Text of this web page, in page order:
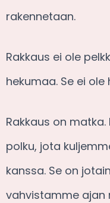
rakennetaan.
Rakkaus ei ole
hekumaa. Se ei
Rakkaus on
polku, jota
kanssa. Se on
vahvistamme ajan